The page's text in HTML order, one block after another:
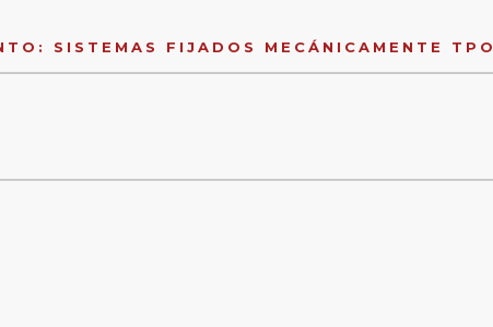
SISTEMAS FIJADOS MECÁNICAMENTE TPO